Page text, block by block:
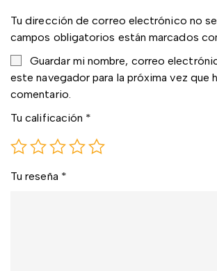
Tu dirección de correo electrónico no
campos obligatorios están marcados
Guardar mi nombre, correo
este navegador para la próxima vez que
comentario.
Tu calificación *
Tu reseña *